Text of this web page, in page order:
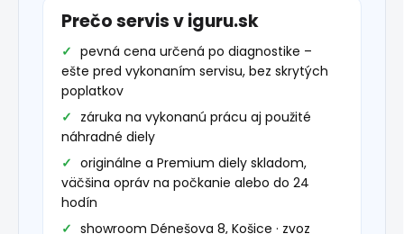
Prečo servis v iguru.sk
pevná cena určená po diagnostike –
ešte pred vykonaním servisu, bez skrytých
poplatkov
záruka na vykonanú prácu aj použité
náhradné diely
originálne a Premium diely skladom,
väčšina opráv na počkanie alebo do 24
hodín
showroom Dénešova 8, Košice · zvoz